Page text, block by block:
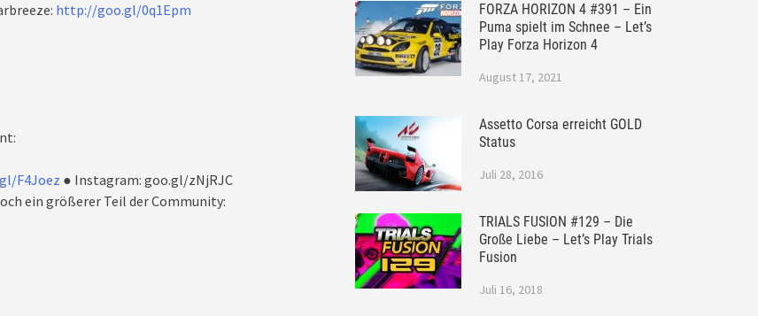
http://goo.gl/0q1Epm
F4Joez ● Instagram: goo.gl/zNjRJC
ein größerer Teil der Community:
FORZA HORIZON 4 #391 – Ein
Puma spielt im Schnee – Let’s
Play Forza Horizon 4
August 17, 2021
Assetto Corsa erreicht GOLD
Status
Juli 28, 2016
TRIALS FUSION #129 – Die
Große Liebe – Let’s Play Trials
Fusion
Juli 16, 2018